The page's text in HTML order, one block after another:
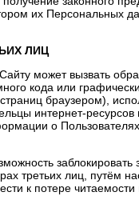
их Персональных
ЛИЦ
может вызвать
кода или
браузером),
интернет-
о
третьих лиц, путём
к потере